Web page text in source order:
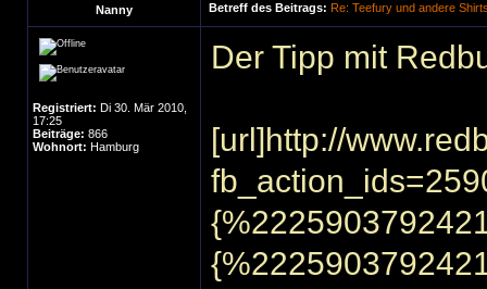
Nanny Betreff des Beitrags: Re: Teefury und andere
Registriert: Di 30. Mär 2010,
17:25
Beiträge: 866
Wohnort: Hamburg
Der Tipp mit
[url]http://